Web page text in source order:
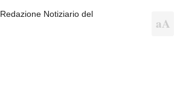
Redazione Notiziario del